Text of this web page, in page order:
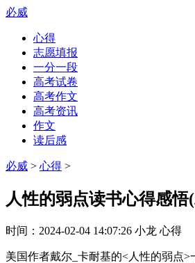
必威
心得
志愿填报
一分一段
高考试卷
高考作文
高考资讯
作文
读后感
必威 > 心得 >
人性的弱点读书心得感悟
时间： 2024-02-04 14:07:26 小龙 心得
美国作者戴尔_卡耐基的<人性的弱点